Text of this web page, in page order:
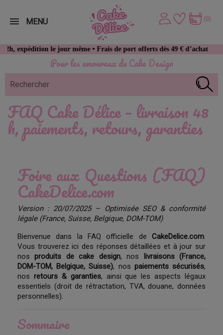
Pour les amoureux du Cake Design
le jour même • Frais de port offerts dès 49 € d’achat
(0)
MENU
FAQ Cake Délice – livraison 48
h, paiements, retours, garanties
Foire aux Questions (FAQ)
CakeDelice.com
Version : 20/07/2025 – Optimisée SEO & conformité
légale (France, Suisse, Belgique, DOM-TOM)
Bienvenue dans la FAQ officielle de CakeDelice.com.
Vous trouverez ici des réponses détaillées et à jour sur
nosproduits de cake design, nos livraisons (France,
DOM-TOM, Belgique, Suisse), nos paiements sécurisés,
nos retours & garanties, ainsi que les aspects légaux
essentiels (droit de rétractation, TVA, douane, données
personnelles).
Sommaire